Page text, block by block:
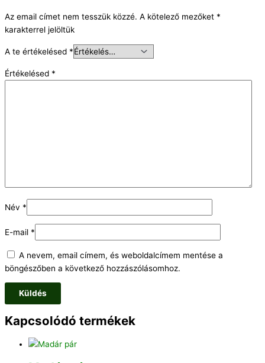
Az email címet nem tesszük közzé. A kötelező mezőket *
karakterrel jelöltük
A te értékelésed *
Értékelésed *
Név *
E-mail *
A nevem, email címem, és weboldalcímem mentése a
böngészőben a következő hozzászólásomhoz.
Kapcsolódó termékek